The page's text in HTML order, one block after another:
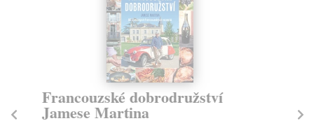
Francouzské dobrodružství
Jamese Martina